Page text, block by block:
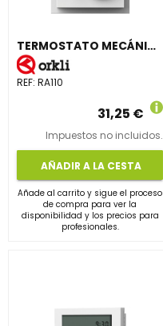
TERMOSTATO MECÁNICO BEROA MODELO VER-INV
REF: RA110
31,25 €
Impuestos no incluidos.
AÑADIR A LA CESTA
Añade al carrito y sigue el proceso
de compra para ver la
disponibilidad y los precios para
profesionales.